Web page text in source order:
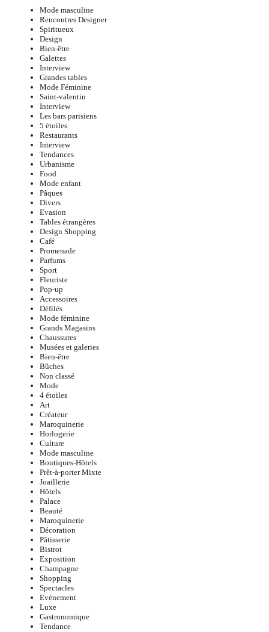
Mode masculine
Rencontres Designer
Spiritueux
Design
Bien-être
Galettes
Interview
Grandes tables
Mode Féminine
Saint-valentin
Interview
Les bars parisiens
5 étoiles
Restaurants
Interview
Tendances
Urbanisme
Food
Mode enfant
Pâques
Divers
Evasion
Tables étrangères
Design Shopping
Café
Promenade
Parfums
Sport
Fleuriste
Pop-up
Accessoires
Défilés
Mode féminine
Grands Magasins
Chaussures
Musées et galeries
Bien-être
Bûches
Non classé
Mode
4 étoiles
Art
Créateur
Maroquinerie
Horlogerie
Culture
Mode masculine
Boutiques-Hôtels
Prêt-à-porter Mixte
Joaillerie
Hôtels
Palace
Beauté
Maroquinerie
Décoration
Pâtisserie
Bistrot
Exposition
Champagne
Shopping
Spectacles
Evénement
Luxe
Gastronomique
Tendance